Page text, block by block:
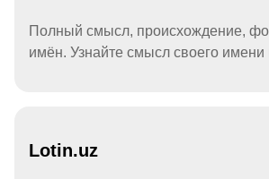
Полный смысл, происхождение,
имён. Узнайте смысл своего имени
Lotin.uz